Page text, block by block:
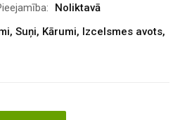
Noliktavā
, Suņi, Kārumi, Izcelsmes avots,